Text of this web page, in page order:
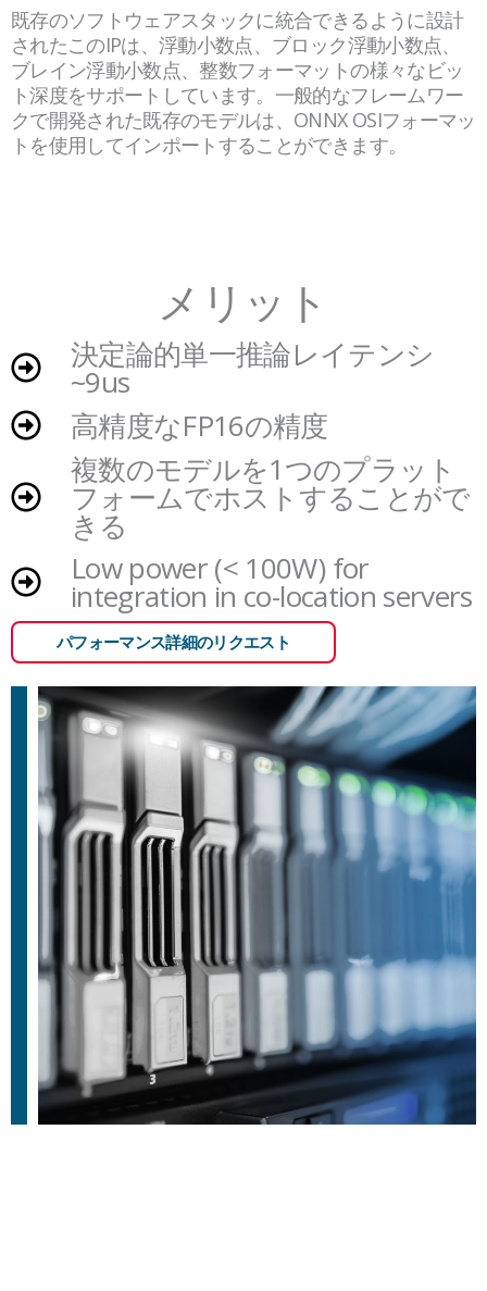
既存のソフトウェアスタックに統合できるように設計
されたこのIPは、浮動小数点、ブロック浮動小数点、
ブレイン浮動小数点、整数フォーマットの様々なビッ
ト深度をサポートしています。一般的なフレームワー
クで開発された既存のモデルは、ONNX OSIフォーマッ
トを使用してインポートすることができます。
メリット
決定論的単一推論レイテンシ
~9us
高精度なFP16の精度
複数のモデルを1つのプラット
フォームでホストすることがで
きる
Low power (< 100W) for
integration in co-location servers
パフォーマンス詳細のリクエスト